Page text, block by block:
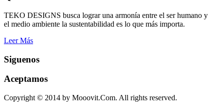
TEKO DESIGNS busca lograr una armonía entre el ser humano y
el medio ambiente la sustentabilidad es lo que más importa.
Leer Más
Siguenos
Aceptamos
Copyright © 2014 by Mooovit.Com. All rights reserved.